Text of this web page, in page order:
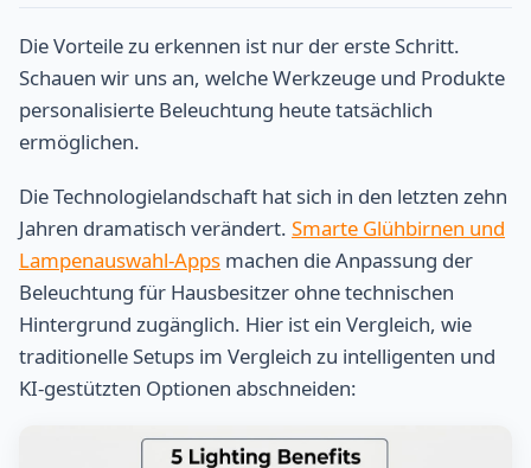
Die Vorteile zu erkennen ist nur der erste Schritt.
Schauen wir uns an, welche Werkzeuge und Produkte
personalisierte Beleuchtung heute tatsächlich
ermöglichen.
Die Technologielandschaft hat sich in den letzten zehn
Jahren dramatisch verändert. Smarte Glühbirnen und
Lampenauswahl-Apps machen die Anpassung der
Beleuchtung für Hausbesitzer ohne technischen
Hintergrund zugänglich. Hier ist ein Vergleich, wie
traditionelle Setups im Vergleich zu intelligenten und
KI-gestützten Optionen abschneiden: